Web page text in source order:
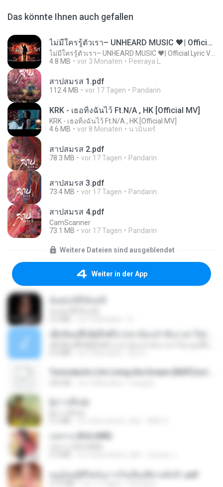
Das könnte Ihnen auch gefallen
ไม่มีใครรู้ตัวเรา– UNHEARD MUSIC 🖤| Official Lyric Video | เพลงสู้ชีวิต
4.8 MB
vor 3 Monaten Peeraya L.
สาปสมรส 1.pdf
112.4 MB vor 17 Tagen Pandarin
KRK - เธอทิ้งฉันไว้ Ft.N/A , HK [Official MV]
KRK - เธอทิ้งฉันไว้ Ft.N/A , HK [Official MV]
4.6 MB
vor 8 Monaten นวมินทร์
สาปสมรส 2.pdf
78.3 MB vor 17 Tagen Pandarin
สาปสมรส 3.pdf
73.4 MB vor 17 Tagen Pandarin
สาปสมรส 4.pdf
CamScanner
73.1 MB
vor 17 Tagen Pandarin
Weitere Dateien sind ausgeblendet
Weiter in der App
กุหลาบ (KULARB)
หนูน้อยสู้ชีวิตกับภารกิจเลี้ยงพี่ชายทั้งห้า.pdf